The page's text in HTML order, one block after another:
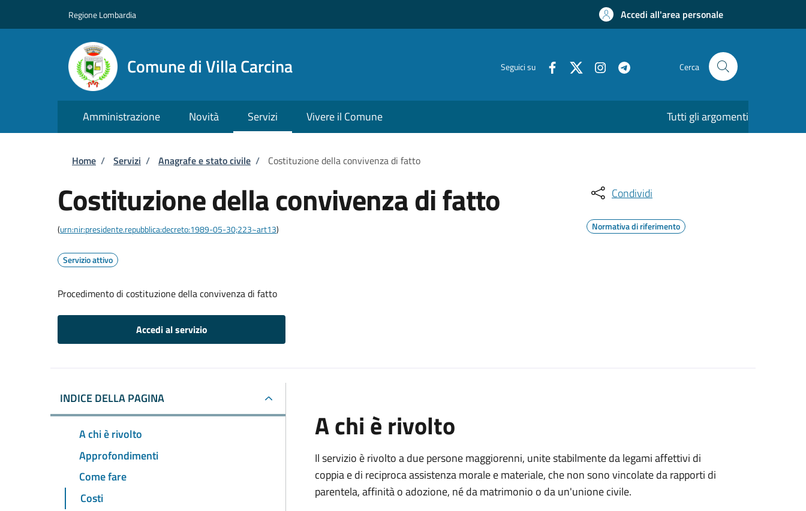
Regione Lombardia Accedi all'area personale
Comune di Villa Carcina Seguici su Cerca
Amministrazione Novità Servizi Vivere il Comune Tutti gli argomenti
Briciole di pane
Home / Servizi / Anagrafe e stato civile / Costituzione della convivenza di fatto
Costituzione della convivenza di fatto
(urn:nir:presidente.repubblica:decreto:1989-05-30;223~art13)
Servizio attivo
Procedimento di costituzione della convivenza di fatto
Accedi al servizio
Condividi
Normativa di riferimento
INDICE DELLA PAGINA
A chi è rivolto
Approfondimenti
Come fare
Costi
A chi è rivolto
Il servizio è rivolto a due persone maggiorenni, unite stabilmente da legami affettivi di
coppia e di reciproca assistenza morale e materiale, che non sono vincolate da rapporti di
parentela, affinità o adozione, né da matrimonio o da un'unione civile.